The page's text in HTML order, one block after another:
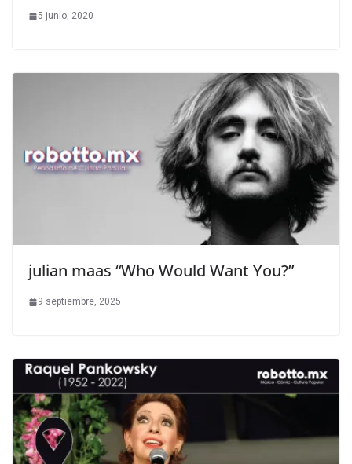
5 junio, 2020
julian maas “Who Would Want You?”
9 septiembre, 2025